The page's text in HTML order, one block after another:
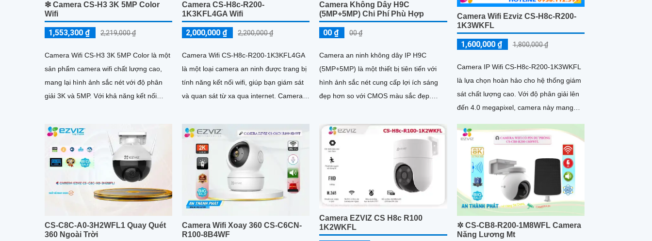
❇ Camera CS-H3 3K 5MP Color
Wifi
1,553,300 ₫ 2,219,000 ₫
Camera Wifi CS-H3 3K 5MP Color là một
sản phẩm camera wifi chất lượng cao,
mang lại hình ảnh sắc nét với độ phân
giải 3K và 5MP. Với khả năng kết nối
Camera CS-H8c-R200-
1K3KFL4GA Wifi
2,000,000 ₫ 2,200,000 ₫
Camera Wifi CS-H8c-R200-1K3KFL4GA
là một loại camera an ninh được trang bị
tính năng kết nối wifi, giúp bạn giám sát
và quan sát từ xa qua internet. Camera
lắp đặt ở bất kỳ vị trí nào trong nhà hoặc
ngoài trời
Camera Không Dây H9C
(5MP+5MP) Chi Phí Phù Hợp
00 ₫ 00 ₫
Camera an ninh không dây IP H9C
(5MP+5MP) là một thiết bị tiên tiến với
hình ảnh sắc nét cung cấp lợi ích sáng
đẹp hơn so với CMOS màu sắc đẹp.
đêm thông qua công nghệ hồng ngoại
30m IP Wifi
Camera Wifi Ezviz CS-H8c-R200-
1K3WKFL
1,600,000 ₫ 1,800,000 ₫
Camera IP Wifi CS-H8c-R200-1K3WKFL
là lựa chọn hoàn hảo cho hệ thống giám
sát chất lượng cao. Với độ phân giải lên
đến 4.0 megapixel, camera này mang
CS-C8C-A0-3H2WFL1 Quay Quét
360 Ngoài Trời
Camera Wifi Xoay 360 CS-C6CN-
R100-8B4WF
Camera EZVIZ CS H8c R100
1K2WKFL
✲ CS-CB8-R200-1M8WFL Camera
Năng Lương Mt